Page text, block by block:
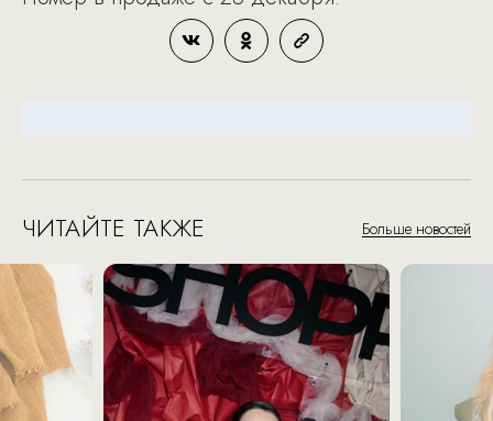
ЧИТАЙТЕ ТАКЖЕ Больше новостей